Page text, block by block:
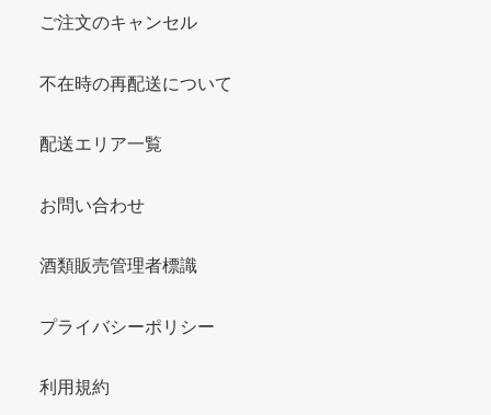
ご注文のキャンセル
不在時の再配送について
配送エリア一覧
お問い合わせ
酒類販売管理者標識
プライバシーポリシー
利用規約